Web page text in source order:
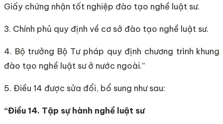
Giấy chứng nhận tốt nghiệp đào tạo nghề luật sư.
3. Chính phủ quy định về cơ sở đào tạo nghề luật sư.
4. Bộ trưởng Bộ Tư pháp quy định chương trình
đào tạo nghề luật sư ở nước ngoài.”
5. Điều 14 được sửa đổi, bổ sung như sau:
“Điều 14. Tập sự hành nghề luật sư